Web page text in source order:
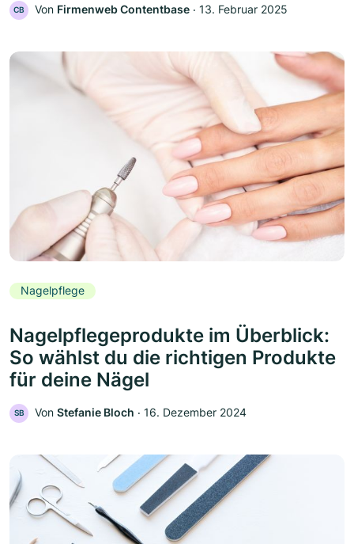
CB Von Firmenweb Contentbase ‧ 13. Februar 2025
Nagelpflege
Nagelpflegeprodukte im Überblick:
So wählst du die richtigen Produkte
für deine Nägel
SB Von Stefanie Bloch ‧ 16. Dezember 2024